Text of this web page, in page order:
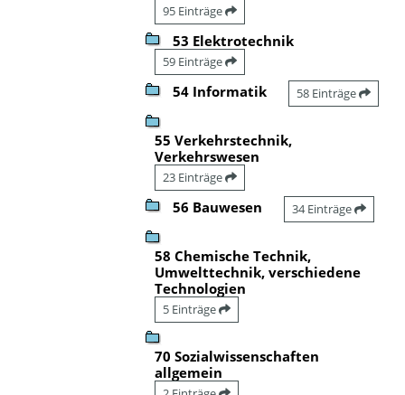
95 Einträge
53 Elektrotechnik
59 Einträge
54 Informatik 58 Einträge
55 Verkehrstechnik,
Verkehrswesen
23 Einträge
56 Bauwesen 34 Einträge
58 Chemische Technik,
Umwelttechnik, verschiedene
Technologien
5 Einträge
70 Sozialwissenschaften
allgemein